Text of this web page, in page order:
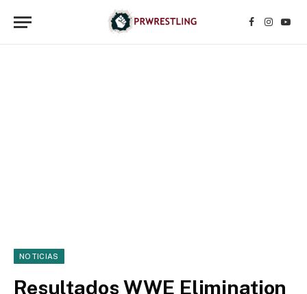
Facebook
NOTICIAS
Resultados WWE Elimination